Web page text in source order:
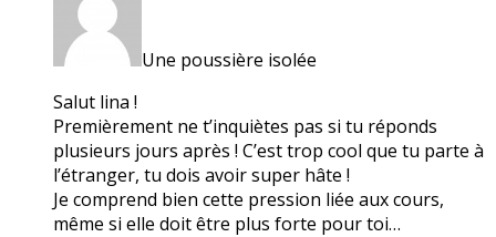
Une poussière isolée
Salut lina !
Premièrement ne t’inquiètes pas si tu réponds
plusieurs jours après ! C’est trop cool que tu parte à
l’étranger, tu dois avoir super hâte !
Je comprend bien cette pression liée aux cours,
même si elle doit être plus forte pour toi…